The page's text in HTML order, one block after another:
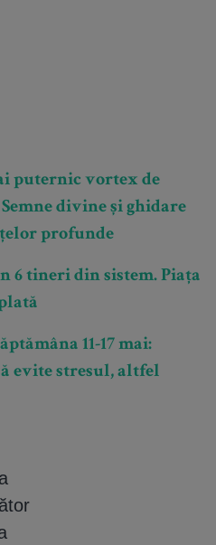
puternic vortex de
divine și ghidare
profunde
6 tineri din sistem. Piața
11-17 mai:
evite stresul, altfel